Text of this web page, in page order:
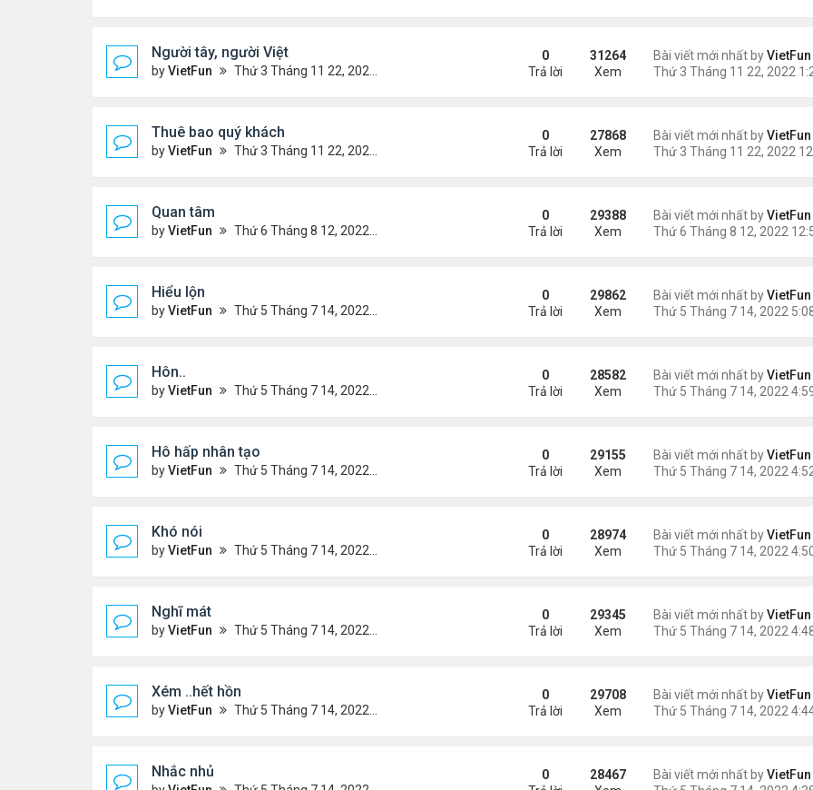
Người tây, người Việt
byVietFun Thứ 3 Tháng 11 22, 2022 1:25 pm
Bài viết mới nhất byVietFun
0
Trả lời
31264
Xem
Thuê bao quý khách
byVietFun Thứ 3 Tháng 11 22, 2022 12:14 pm
Bài viết mới nhất byVietFun
0
Trả lời
27868
Xem
Quan tâm
byVietFun Thứ 6 Tháng 8 12, 2022 12:54 pm
Bài viết mới nhất byVietFun
0
Trả lời
29388
Xem
Hiểu lộn
byVietFun Thứ 5 Tháng 7 14, 2022 5:08 pm
Bài viết mới nhất byVietFun
0
Trả lời
29862
Xem
Hôn..
byVietFun Thứ 5 Tháng 7 14, 2022 4:59 pm
Bài viết mới nhất byVietFun
0
Trả lời
28582
Xem
Hô hấp nhân tạo
byVietFun Thứ 5 Tháng 7 14, 2022 4:52 pm
Bài viết mới nhất byVietFun
0
Trả lời
29155
Xem
Khó nói
byVietFun Thứ 5 Tháng 7 14, 2022 4:50 pm
Bài viết mới nhất byVietFun
0
Trả lời
28974
Xem
Nghĩ mát
byVietFun Thứ 5 Tháng 7 14, 2022 4:48 pm
Bài viết mới nhất byVietFun
0
Trả lời
29345
Xem
Xém ..hết hồn
byVietFun Thứ 5 Tháng 7 14, 2022 4:44 pm
Bài viết mới nhất byVietFun
0
Trả lời
29708
Xem
Nhắc nhủ Bài viết mới nhất byVietFun
0
28467